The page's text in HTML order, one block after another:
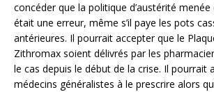
concéder que la politique d’austérité
était une erreur, même s’il paye les pots
antérieures. Il pourrait accepter que le
Zithromax soient délivrés par les
le cas depuis le début de la crise. Il pourrait
médecins généralistes à le prescrire alors